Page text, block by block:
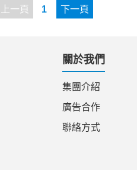
上一頁 1 下一頁
關於我們
集團介紹
廣告合作
聯絡方式